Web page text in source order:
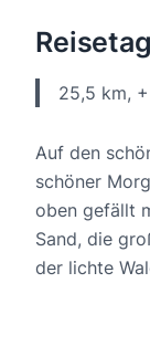
25,5 km,
Auf den
schöner
oben gefällt
Sand, die
der lichte